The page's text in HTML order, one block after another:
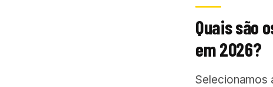
Quais são
em 2026?
Selecionamos